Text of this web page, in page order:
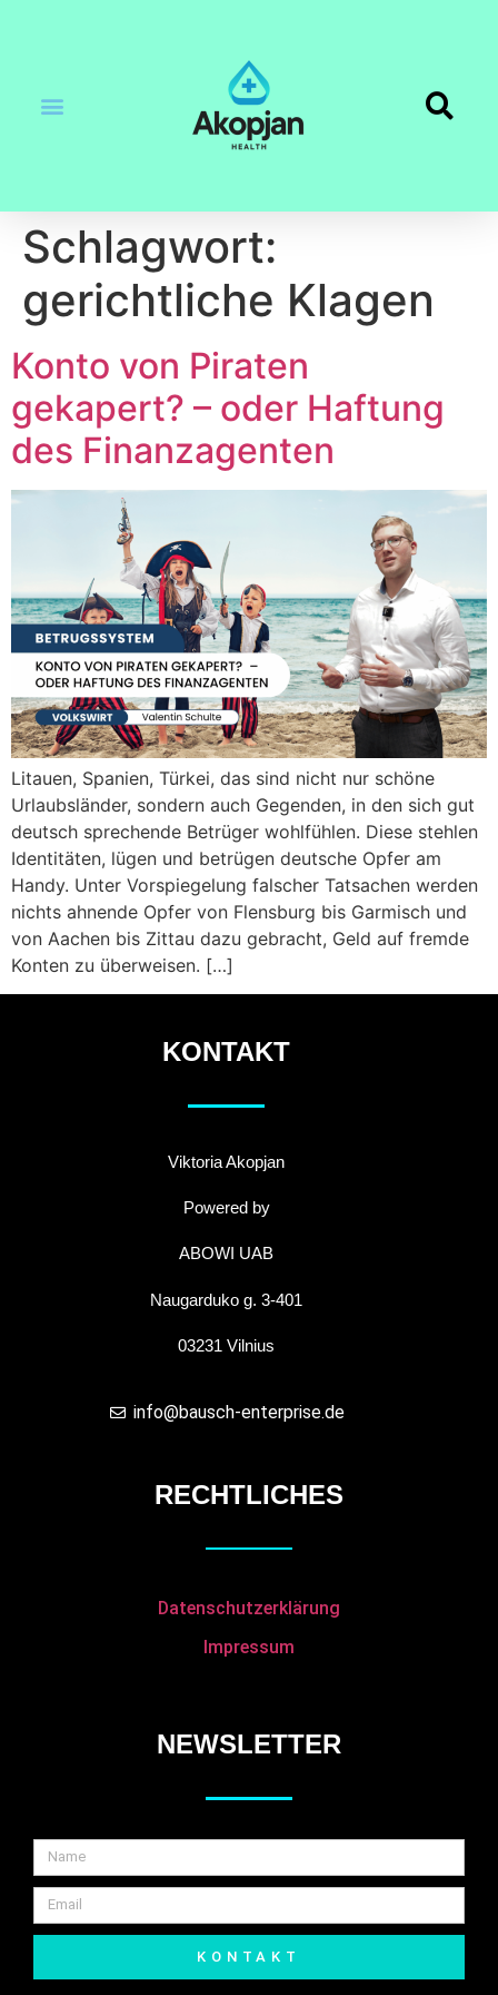
Schlagwort:
gerichtliche Klagen
Konto von Piraten
gekapert? – oder Haftung
des Finanzagenten
Litauen, Spanien, Türkei, das sind nicht nur schöne
Urlaubsländer, sondern auch Gegenden, in den sich gut
deutsch sprechende Betrüger wohlfühlen. Diese stehlen
Identitäten, lügen und betrügen deutsche Opfer am
Handy. Unter Vorspiegelung falscher Tatsachen werden
nichts ahnende Opfer von Flensburg bis Garmisch und
von Aachen bis Zittau dazu gebracht, Geld auf fremde
Konten zu überweisen. […]
KONTAKT
Viktoria Akopjan
Powered by
ABOWI UAB
Naugarduko g. 3-401
03231 Vilnius
info@bausch-enterprise.de
RECHTLICHES
Datenschutzerklärung
Impressum
NEWSLETTER
KONTAKT